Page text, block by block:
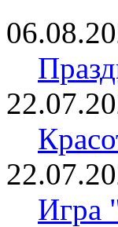
Игра